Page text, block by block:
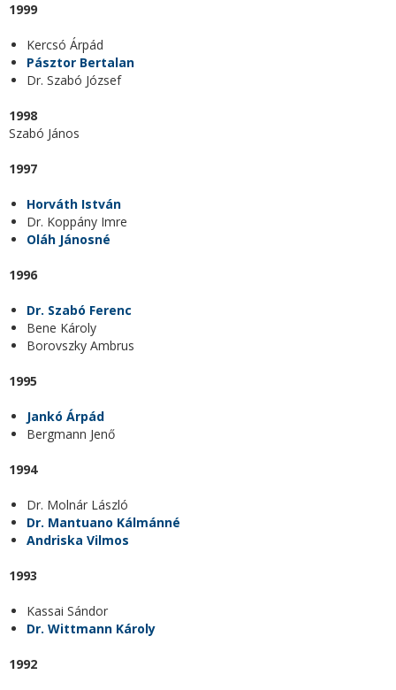
1999
Kercsó Árpád
Pásztor Bertalan
Dr. Szabó József
1998
Szabó János
1997
Horváth István
Dr. Koppány Imre
Oláh Jánosné
1996
Dr. Szabó Ferenc
Bene Károly
Borovszky Ambrus
1995
Jankó Árpád
Bergmann Jenő
1994
Dr. Molnár László
Dr. Mantuano Kálmánné
Andriska Vilmos
1993
Kassai Sándor
Dr. Wittmann Károly
1992